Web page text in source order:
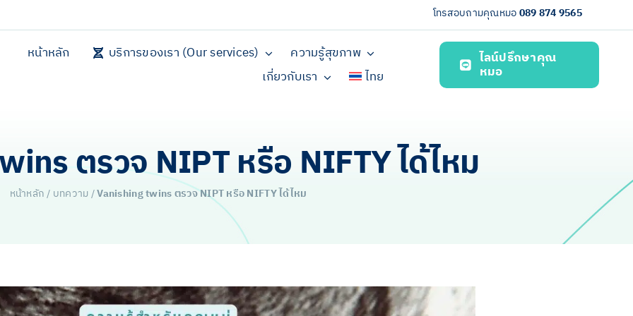
โทรสอบถามคุณหมอ089 874 9565
หน้าหลัก บริการของเรา (Our services)
ความรู้สุขภาพ
เกี่ยวกับเรา
ไทย
ไลน์ปรึกษาคุณ
หมอ
ตรวจ NIPT หรือ NIFTY ได้ไหม
หน้าหลัก/ บทความ/Vanishing twins ตรวจ NIPT หรือ NIFTY ได้ไหม